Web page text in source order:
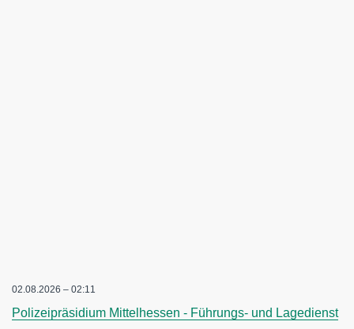
02.08.2026 – 02:11
Polizeipräsidium Mittelhessen - Führungs- und Lagedienst